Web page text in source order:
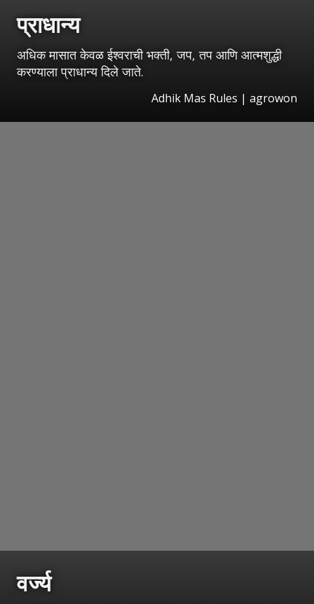
प्राधान्य
अधिक मासात केवळ ईश्वराची भक्ती, जप, तप आणि आत्मशुद्धी
करण्याला प्राधान्य दिले जाते.
Adhik Mas Rules | agrowon
वर्ज्य